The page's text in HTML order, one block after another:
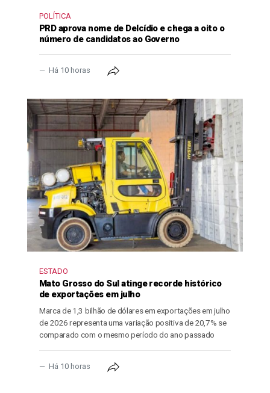
POLÍTICA
PRD aprova nome de Delcídio e chega a oito o
número de candidatos ao Governo
Há 10 horas
ESTADO
Mato Grosso do Sul atinge recorde histórico
de exportações em julho
Marca de 1,3 bilhão de dólares em exportações em julho
de 2026 representa uma variação positiva de 20,7% se
comparado com o mesmo período do ano passado
Há 10 horas